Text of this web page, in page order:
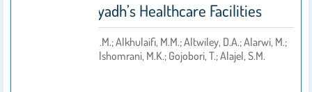
Clones In Riyadh’s Healthcare Facilities
3- Alkuraythi, D.M.; Alkhulaifi, M.M.; Altwiley, D.A.; Alarwi, M.;
Mujallad, M.I.; Alshomrani, M.K.; Gojobori, T.; Alajel, S.M.